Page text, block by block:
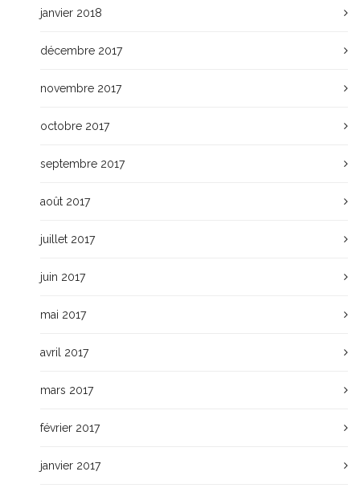
janvier 2018
décembre 2017
novembre 2017
octobre 2017
septembre 2017
août 2017
juillet 2017
juin 2017
mai 2017
avril 2017
mars 2017
février 2017
janvier 2017